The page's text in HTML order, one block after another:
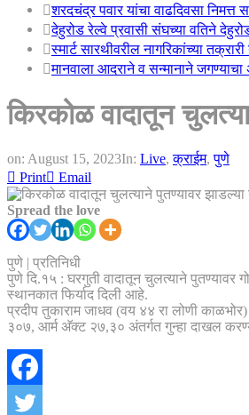
शरदचंद्र पवार यांचा वाढदिवसा निमत्त
देहुरोड रेल्वे प्रवासी संघच्या वतिने
स्मार्ट सारथीवरील नागरिकांच्या
मानवाला आदराने व सन्मानाने
किरकोळ वादातून
on: August 15, 2023In: Live,क्राईम,पुणे
Print
Email
Spread the love
पुणे | प्रतिनिधी
पुणे दि.१५ : घरगुती वादातून चुलत्याने पुतण्यावर
स्थानकात फिर्याद दिली आहे.
प्रदीप तुकाराम जाधव (वय ४४ रा लोणी
३०७, आर्म अ‍ॅक्ट २७,३० अंतर्गत गुन्हा दाखल